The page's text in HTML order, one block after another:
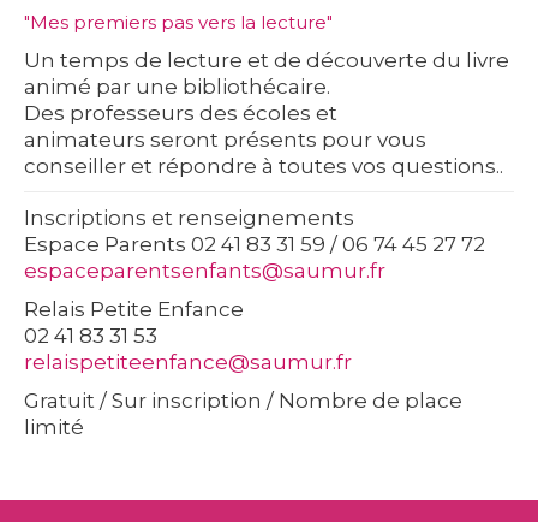
"Mes premiers pas vers la lecture"
Un temps de lecture et de découverte du livre
animé par une bibliothécaire.
Des professeurs des écoles et
animateurs seront présents pour vous
conseiller et répondre à toutes vos questions..
Inscriptions et renseignements
Espace Parents 02 41 83 31 59 / 06 74 45 27 72
espaceparentsenfants@saumur.fr
Relais Petite Enfance
02 41 83 31 53
relaispetiteenfance@saumur.fr
Gratuit / Sur inscription / Nombre de place
limité